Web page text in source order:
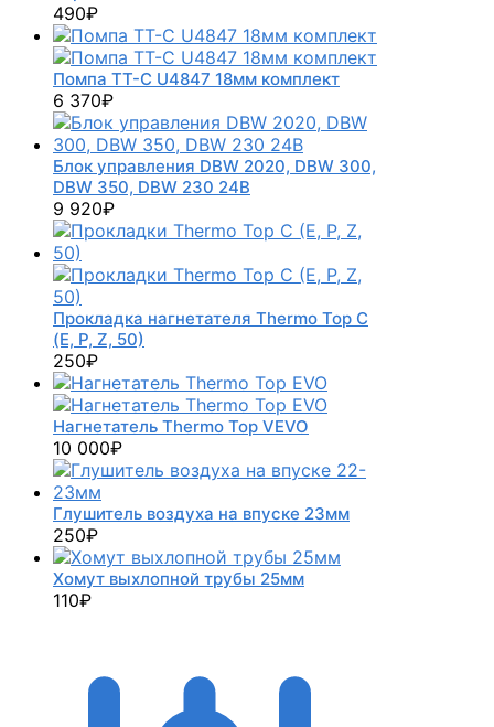
490₽
Помпа TT-C U4847 18мм комплект
6 370₽
Блок управления DBW 2020, DBW 300,
DBW 350, DBW 230 24В
9 920₽
Прокладка нагнетателя Thermo Top C
(E, P, Z, 50)
250₽
Нагнетатель Thermo Top VEVO
10 000₽
Глушитель воздуха на впуске 23мм
250₽
Хомут выхлопной трубы 25мм
110₽